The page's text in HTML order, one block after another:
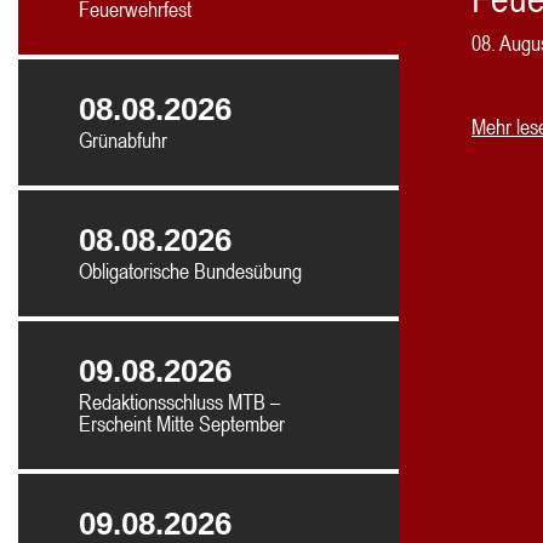
Feuerwehrfest
08.
Mehr
08.08.2026
Grünabfuhr
08.08.2026
Obligatorische Bundesübung
Mehr
09.08.2026
Redaktionsschluss MTB –
Erscheint Mitte September
09.08.2026